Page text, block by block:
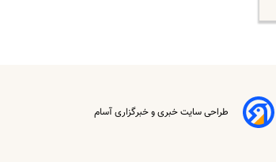
طراحی سایت خبری و خبرگزاری آسام